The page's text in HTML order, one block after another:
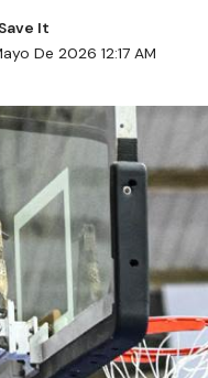
De 2026 12:17 AM